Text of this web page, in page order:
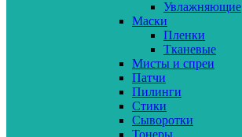
Увлажняющие
Маски
Пленки
Тканевые
Мисты и спреи
Патчи
Пилинги
Стики
Сыворотки
Тонеры